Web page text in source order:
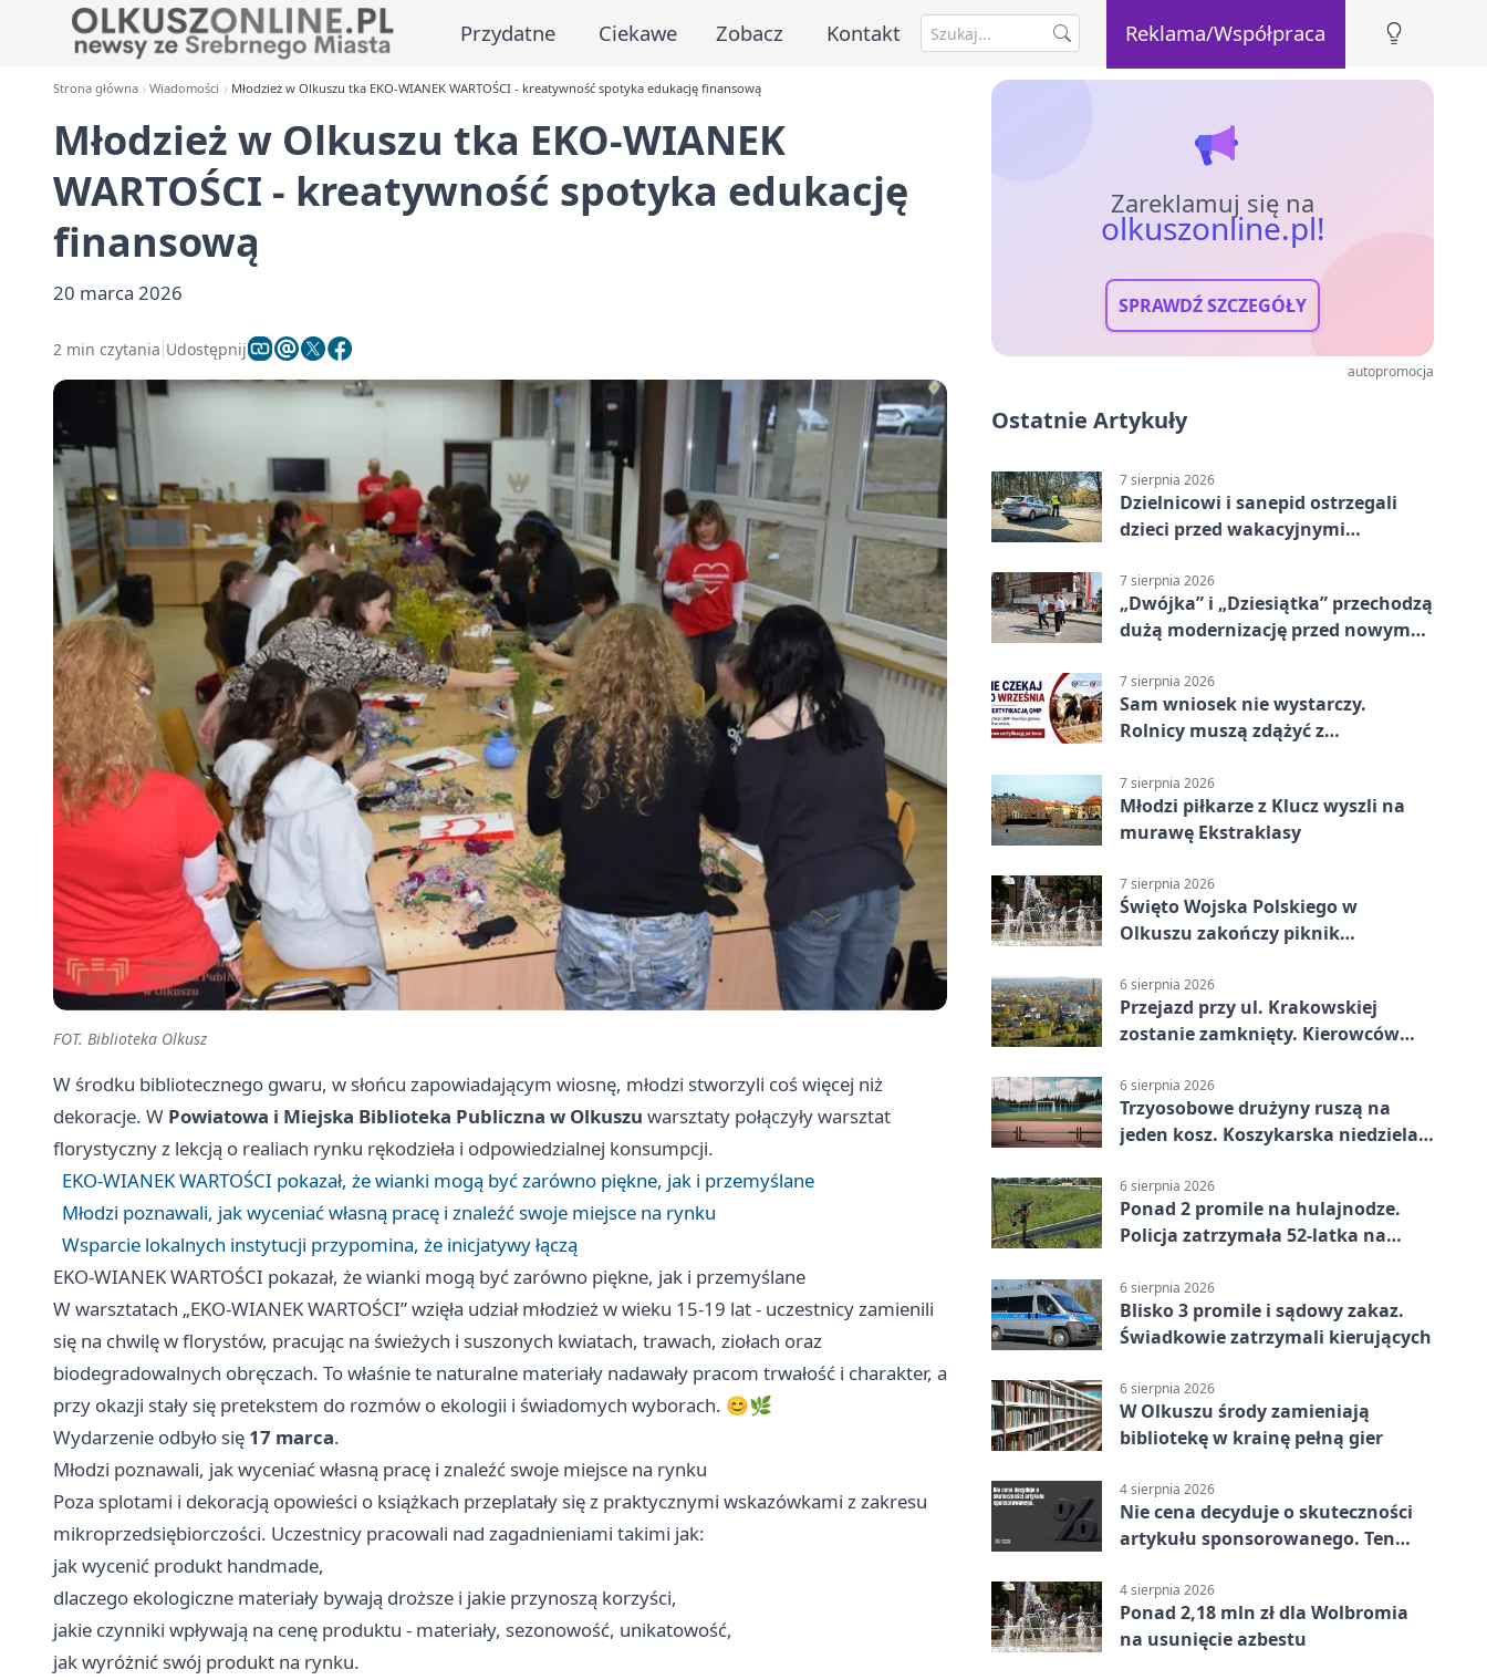
Przydatne Ciekawe Zobacz Kontakt Reklama/Współpraca
Strona główna Wiadomości Młodzież w Olkuszu tka EKO-WIANEK WARTOŚCI - kreatywność spotyka edukację finansową
Młodzież w Olkuszu tka EKO-WIANEK
WARTOŚCI - kreatywność spotyka edukację
finansową
20 marca 2026
2 min czytania Udostępnij
FOT. Biblioteka Olkusz
W środku bibliotecznego gwaru, w słońcu zapowiadającym wiosnę, młodzi stworzyli coś więcej niż
dekoracje. W Powiatowa i Miejska Biblioteka Publiczna w Olkuszu warsztaty połączyły warsztat
florystyczny z lekcją o realiach rynku rękodzieła i odpowiedzialnej konsumpcji.
EKO-WIANEK WARTOŚCI pokazał, że wianki mogą być zarówno piękne, jak i przemyślane
Młodzi poznawali, jak wyceniać własną pracę i znaleźć swoje miejsce na rynku
Wsparcie lokalnych instytucji przypomina, że inicjatywy łączą
EKO-WIANEK WARTOŚCI pokazał, że wianki mogą być zarówno piękne, jak i przemyślane
W warsztatach „EKO-WIANEK WARTOŚCI” wzięła udział młodzież w wieku 15-19 lat - uczestnicy zamienili
się na chwilę w florystów, pracując na świeżych i suszonych kwiatach, trawach, ziołach oraz
biodegradowalnych obręczach. To właśnie te naturalne materiały nadawały pracom trwałość i charakter, a
przy okazji stały się pretekstem do rozmów o ekologii i świadomych wyborach. 😊🌿
Wydarzenie odbyło się 17 marca.
Młodzi poznawali, jak wyceniać własną pracę i znaleźć swoje miejsce na rynku
Poza splotami i dekoracją opowieści o książkach przeplatały się z praktycznymi wskazówkami z zakresu
mikroprzedsiębiorczości. Uczestnicy pracowali nad zagadnieniami takimi jak:
jak wycenić produkt handmade,
dlaczego ekologiczne materiały bywają droższe i jakie przynoszą korzyści,
jakie czynniki wpływają na cenę produktu - materiały, sezonowość, unikatowość,
jak wyróżnić swój produkt na rynku.
Zareklamuj się na
olkuszonline.pl!
SPRAWDŹ SZCZEGÓŁY
autopromocja
Ostatnie Artykuły
7 sierpnia 2026
Dzielnicowi i sanepid ostrzegali
dzieci przed wakacyjnymi
7 sierpnia 2026
„Dwójka” i „Dziesiątka” przechodzą
dużą modernizację przed nowym
7 sierpnia 2026
Sam wniosek nie wystarczy.
Rolnicy muszą zdążyć z
7 sierpnia 2026
Młodzi piłkarze z Klucz wyszli na
murawę Ekstraklasy
7 sierpnia 2026
Święto Wojska Polskiego w
Olkuszu zakończy piknik
6 sierpnia 2026
Przejazd przy ul. Krakowskiej
zostanie zamknięty. Kierowców
6 sierpnia 2026
Trzyosobowe drużyny ruszą na
jeden kosz. Koszykarska niedziela
6 sierpnia 2026
Ponad 2 promile na hulajnodze.
Policja zatrzymała 52-latka na
6 sierpnia 2026
Blisko 3 promile i sądowy zakaz.
Świadkowie zatrzymali kierujących
6 sierpnia 2026
W Olkuszu środy zamieniają
bibliotekę w krainę pełną gier
4 sierpnia 2026
Nie cena decyduje o skuteczności
artykułu sponsorowanego. Ten
4 sierpnia 2026
Ponad 2,18 mln zł dla Wolbromia
na usunięcie azbestu